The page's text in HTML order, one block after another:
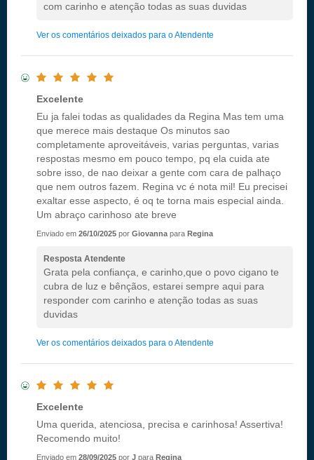
com carinho e atenção todas as suas duvidas
Ver os comentários deixados para o Atendente
Excelente
Eu ja falei todas as qualidades da Regina Mas tem uma
que merece mais destaque Os minutos sao
completamente aproveitáveis, varias perguntas, varias
respostas mesmo em pouco tempo, pq ela cuida ate
sobre isso, de nao deixar a gente com cara de palhaço
que nem outros fazem. Regina vc é nota mil! Eu precisei
exaltar esse aspecto, é oq te torna mais especial ainda.
Um abraço carinhoso ate breve
Enviado em 26/10/2025 por Giovanna para Regina
Resposta Atendente
Grata pela confiança, e carinho,que o povo cigano te
cubra de luz e bênçãos, estarei sempre aqui para
responder com carinho e atenção todas as suas
duvidas
Ver os comentários deixados para o Atendente
Excelente
Uma querida, atenciosa, precisa e carinhosa! Assertiva!
Recomendo muito!
Enviado em 28/09/2025 por J para Regina